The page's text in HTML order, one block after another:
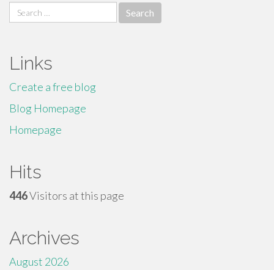
Search
for:
Links
Create a free blog
Blog Homepage
Homepage
Hits
446Visitors at this page
Archives
August 2026